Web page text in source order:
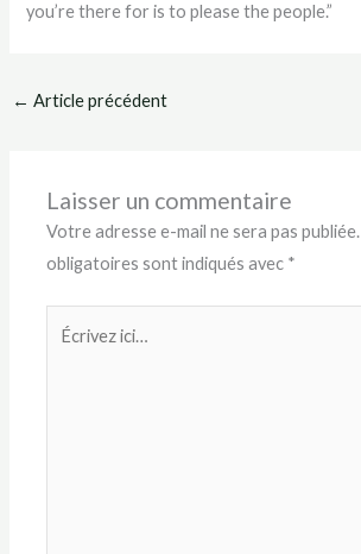
you’re there for is to please the people.”
← Article précédent
Laisser un commentaire
Votre adresse e-mail ne sera pas publiée.
obligatoires sont indiqués avec *